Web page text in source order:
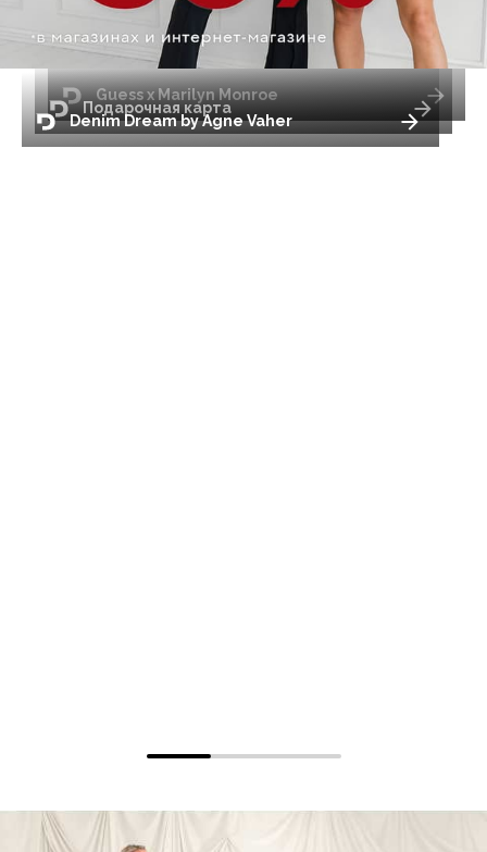
Denim Dream by Agne Vaher
Подарочная карта
Guess x Marilyn Monroe